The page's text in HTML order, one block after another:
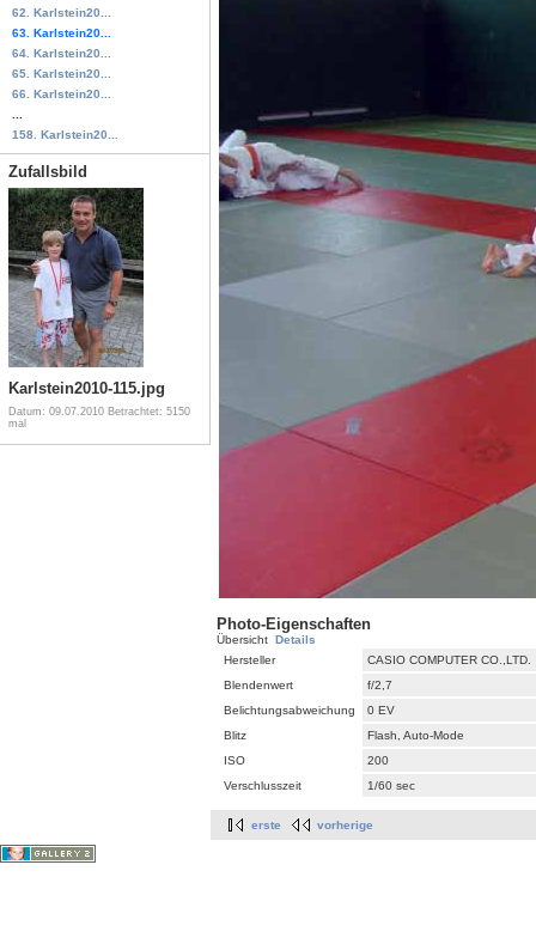
62. Karlstein20...
63. Karlstein20...
64. Karlstein20...
65. Karlstein20...
66. Karlstein20...
158. Karlstein20...
Zufallsbild
Karlstein2010-115.jpg
Datum: 09.07.2010 Betrachtet: 5150
mal
Photo-Eigenschaften
Übersicht Details
Hersteller
CASIO COMPUTER CO.,LTD.
Blendenwert
f/2,7
Belichtungsabweichung
0 EV
Blitz
Flash, Auto-Mode
ISO
200
Verschlusszeit
1/60 sec
erste vorherige